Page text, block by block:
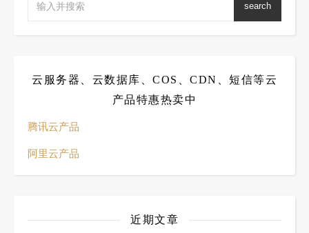
search
云服务器、云数据库、COS、CDN、短信等云
产品特惠热卖中
腾讯云产品
阿里云产品
近期文章